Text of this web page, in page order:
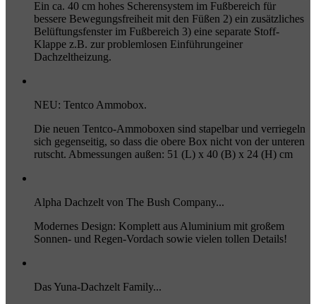
Ein ca. 40 cm hohes Scherensystem im Fußbereich für
bessere Bewegungsfreiheit mit den Füßen 2) ein zusätzliches
Belüftungsfenster im Fußbereich 3) eine separate Stoff-
Klappe z.B. zur problemlosen Einführungeiner
Dachzeltheizung.
NEU: Tentco Ammobox.
Die neuen Tentco-Ammoboxen sind stapelbar und verriegeln
sich gegenseitig, so dass die obere Box nicht von der unteren
rutscht. Abmessungen außen: 51 (L) x 40 (B) x 24 (H) cm
Alpha Dachzelt von The Bush Company...
Modernes Design: Komplett aus Aluminium mit großem
Sonnen- und Regen-Vordach sowie vielen tollen Details!
Das Yuna-Dachzelt Family...